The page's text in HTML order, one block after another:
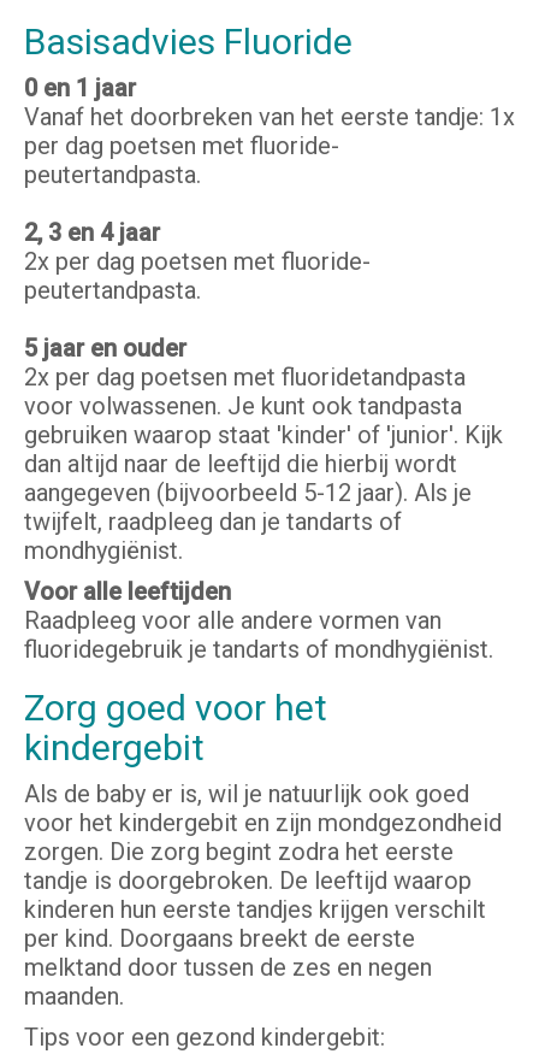
Basisadvies Fluoride
0 en 1 jaar
Vanaf het doorbreken van het eerste tandje: 1x
per dag poetsen met fluoride-
peutertandpasta.
2, 3 en 4 jaar
2x per dag poetsen met fluoride-
peutertandpasta.
5 jaar en ouder
2x per dag poetsen met fluoridetandpasta
voor volwassenen. Je kunt ook tandpasta
gebruiken waarop staat 'kinder' of 'junior'. Kijk
dan altijd naar de leeftijd die hierbij wordt
aangegeven (bijvoorbeeld 5-12 jaar). Als je
twijfelt, raadpleeg dan je tandarts of
mondhygiënist.
Voor alle leeftijden
Raadpleeg voor alle andere vormen van
fluoridegebruik je tandarts of mondhygiënist.
Zorg goed voor het
kindergebit
Als de baby er is, wil je natuurlijk ook goed
voor het kindergebit en zijn mondgezondheid
zorgen. Die zorg begint zodra het eerste
tandje is doorgebroken. De leeftijd waarop
kinderen hun eerste tandjes krijgen verschilt
per kind. Doorgaans breekt de eerste
melktand door tussen de zes en negen
maanden.
Tips voor een gezond kindergebit: